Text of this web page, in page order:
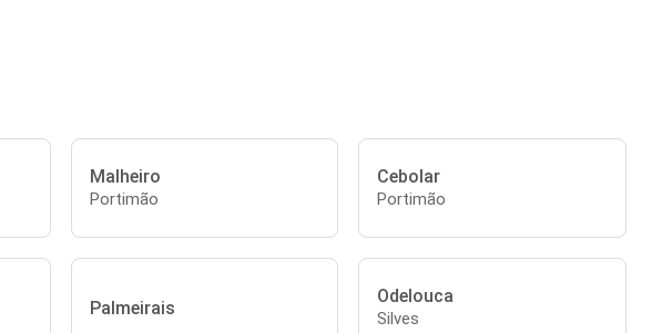
Malheiro
Portimão
Cebolar
Portimão
Palmeirais
Odelouca
Silves